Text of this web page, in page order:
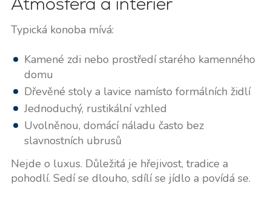
Typická konoba mívá:
Kamené zdi nebo prostředí starého kamenného
domu
Dřevěné stoly a lavice namísto formálních židlí
Jednoduchý, rustikální vzhled
Uvolněnou, domácí náladu často bez
slavnostních ubrusů
Nejde o luxus. Důležitá je hřejivost, tradice a
pohodlí. Sedí se dlouho, sdílí se jídlo a povídá se.